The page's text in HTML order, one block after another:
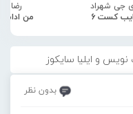
جی شهراد
کست 6
رضا
من
نویس و ایلیا سایکوز
بدون نظر